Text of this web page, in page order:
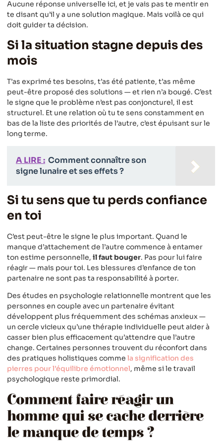
Aucune réponse universelle ici, et je vais pas te mentir en
te disant qu’il y a une solution magique. Mais voilà ce qui
doit guider ta décision.
Si la situation stagne depuis des
mois
T’as exprimé tes besoins, t’as été patiente, t’as même
peut-être proposé des solutions — et rien n’a bougé. C’est
le signe que le problème n’est pas conjoncturel, il est
structurel. Et une relation où tu te sens constamment en
bas de la liste des priorités de l’autre, c’est épuisant sur le
long terme.
A LIRE : Comment connaître son
signe lunaire et ses effets ?
Si tu sens que tu perds confiance
en toi
C’est peut-être le signe le plus important. Quand le
manque d’attachement de l’autre commence à entamer
ton estime personnelle, il faut bouger. Pas pour lui faire
réagir — mais pour toi. Les blessures d’enfance de ton
partenaire ne sont pas ta responsabilité à porter.
Des études en psychologie relationnelle montrent que les
personnes en couple avec un partenaire évitant
développent plus fréquemment des schémas anxieux —
un cercle vicieux qu’une thérapie individuelle peut aider à
casser bien plus efficacement qu’attendre que l’autre
change. Certaines personnes trouvent du réconfort dans
des pratiques holistiques comme la signification des
pierres pour l’équilibre émotionnel, même si le travail
psychologique reste primordial.
Comment faire réagir un
homme qui se cache derrière
le manque de temps ?